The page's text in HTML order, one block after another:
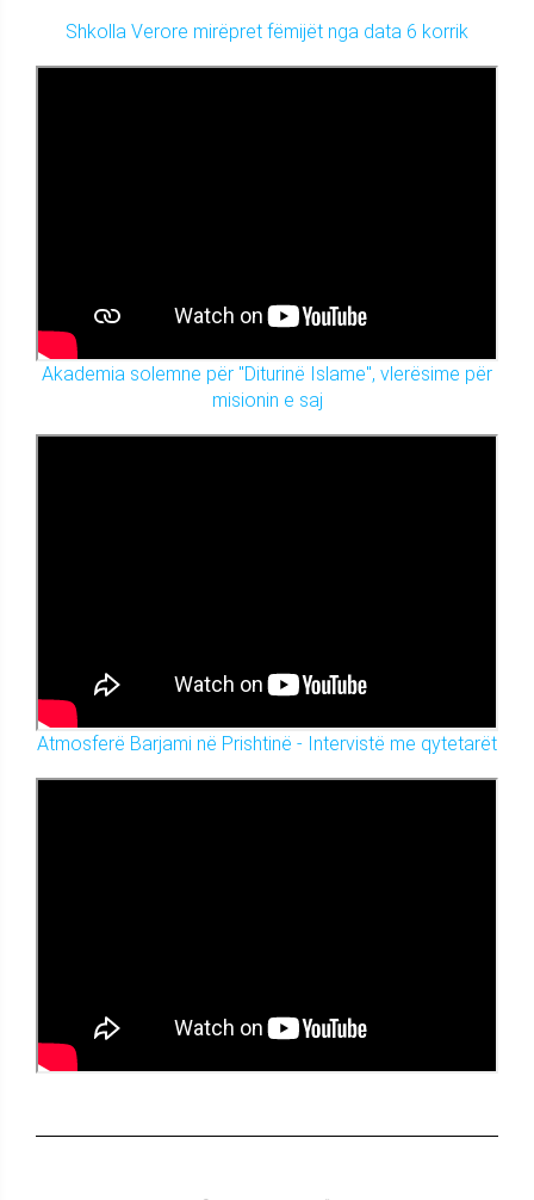
Shkolla Verore mirëpret fëmijët nga data 6 korrik
Akademia solemne për "Diturinë Islame", vlerësime për
misionin e saj
Atmosferë Barjami në Prishtinë - Intervistë me qytetarët